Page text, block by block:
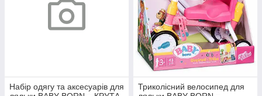
Набір одягу та аксесуарів для
Триколісний велосипед для